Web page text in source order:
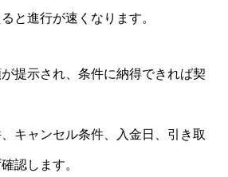
と進行が速くなります。
提示され、条件に納得できれば契
キャンセル条件、入金日、引き取
認します。